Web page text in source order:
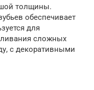
толщины.
обеспечивает
для
сложных
с декоративными